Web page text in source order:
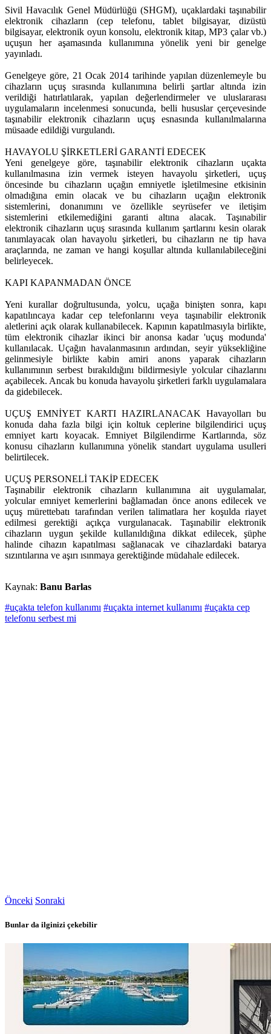
Sivil Havacılık Genel Müdürlüğü (SHGM), uçaklardaki taşınabilir
elektronik cihazların (cep telefonu, tablet bilgisayar, dizüstü
bilgisayar, elektronik oyun konsolu, elektronik kitap, MP3 çalar vb.)
uçuşun her aşamasında kullanımına yönelik yeni bir genelge
yayınladı.
Genelgeye göre, 21 Ocak 2014 tarihinde yapılan düzenlemeyle bu
cihazların uçuş sırasında kullanımına belirli şartlar altında izin
verildiği hatırlatılarak, yapılan değerlendirmeler ve uluslararası
uygulamaların incelenmesi sonucunda, belli hususlar çerçevesinde
taşınabilir elektronik cihazların uçuş esnasında kullanılmalarına
müsaade edildiği vurgulandı.
HAVAYOLU ŞİRKETLERİ GARANTİ EDECEK
Yeni genelgeye göre, taşınabilir elektronik cihazların uçakta
kullanılmasına izin vermek isteyen havayolu şirketleri, uçuş
öncesinde bu cihazların uçağın emniyetle işletilmesine etkisinin
olmadığına emin olacak ve bu cihazların uçağın elektronik
sistemlerini, donanımını ve özellikle seyrüsefer ve iletişim
sistemlerini etkilemediğini garanti altına alacak. Taşınabilir
elektronik cihazların uçuş sırasında kullanım şartlarını kesin olarak
tanımlayacak olan havayolu şirketleri, bu cihazların ne tip hava
araçlarında, ne zaman ve hangi koşullar altında kullanılabileceğini
belirleyecek.
KAPI KAPANMADAN ÖNCE
Yeni kurallar doğrultusunda, yolcu, uçağa binişten sonra, kapı
kapatılıncaya kadar cep telefonlarını veya taşınabilir elektronik
aletlerini açık olarak kullanabilecek. Kapının kapatılmasıyla birlikte,
tüm elektronik cihazlar ikinci bir anonsa kadar 'uçuş modunda'
kullanılacak. Uçağın havalanmasının ardından, seyir yüksekliğine
gelinmesiyle birlikte kabin amiri anons yaparak cihazların
kullanımının serbest bırakıldığını bildirmesiyle yolcular cihazlarını
açabilecek. Ancak bu konuda havayolu şirketleri farklı uygulamalara
da gidebilecek.
UÇUŞ EMNİYET KARTI HAZIRLANACAK Havayolları bu
konuda daha fazla bilgi için koltuk ceplerine bilgilendirici uçuş
emniyet kartı koyacak. Emniyet Bilgilendirme Kartlarında, söz
konusu cihazların kullanımına yönelik standart uygulama usulleri
belirtilecek.
UÇUŞ PERSONELİ TAKİP EDECEK
Taşınabilir elektronik cihazların kullanımına ait uygulamalar,
yolcular emniyet kemerlerini bağlamadan önce anons edilecek ve
uçuş mürettebatı tarafından verilen talimatlara her koşulda riayet
edilmesi gerektiği açıkça vurgulanacak. Taşınabilir elektronik
cihazların uygun şekilde kullanıldığına dikkat edilecek, şüphe
halinde cihazın kapatılması sağlanacak ve cihazlardaki batarya
sızıntılarına ve aşırı ısınmaya gerektiğinde müdahale edilecek.
Kaynak: Banu Barlas
#uçakta telefon kullanımı #uçakta internet kullanımı #uçakta cep
telefonu serbest mi
Önceki Sonraki
Bunlar da ilginizi çekebilir